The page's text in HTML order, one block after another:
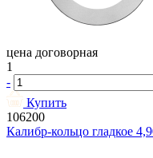
цена договорная
1
-
Купить
106200
Калибр-кольцо гладкое